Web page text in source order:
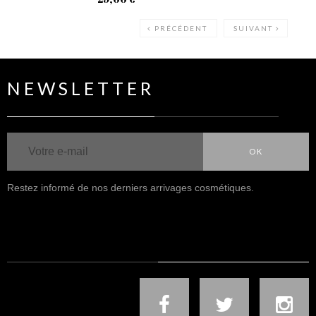
PRÉCÉDENT SUIVANT
NEWSLETTER
OK
Restez informé de nos derniers arrivages cosmétiques.